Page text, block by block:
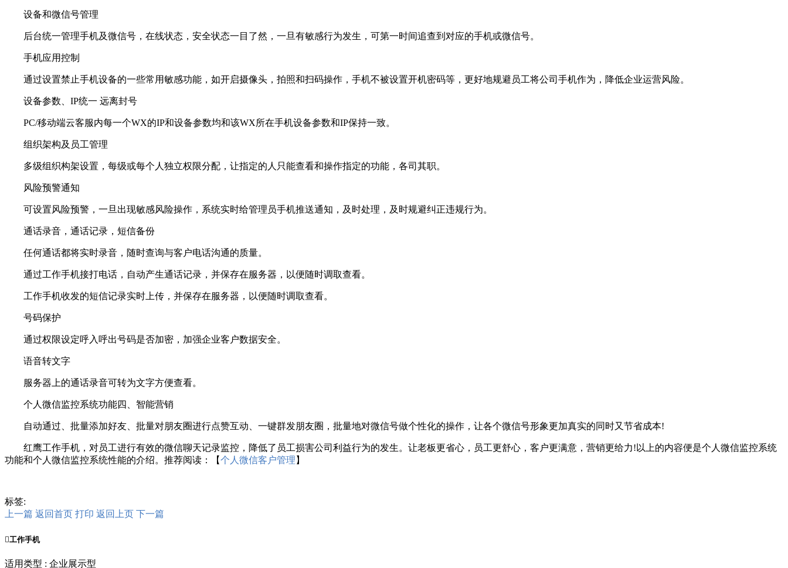
设备和微信号管理
后台统一管理手机及微信号，在线状态，安全状态一目了然，一旦有敏感行为发生，可第一时间追查到对应的手机或微信号。
手机应用控制
通过设置禁止手机设备的一些常用敏感功能，如开启摄像头，拍照和扫码操作，手机不被设置开机密码等，更好地规避员工将公司手机作为，降低企业运营风险。
设备参数、IP统一 远离封号
PC/移动端云客服内每一个WX的IP和设备参数均和该WX所在手机设备参数和IP保持一致。
组织架构及员工管理
多级组织构架设置，每级或每个人独立权限分配，让指定的人只能查看和操作指定的功能，各司其职。
风险预警通知
可设置风险预警，一旦出现敏感风险操作，系统实时给管理员手机推送通知，及时处理，及时规避纠正违规行为。
通话录音，通话记录，短信备份
任何通话都将实时录音，随时查询与客户电话沟通的质量。
通过工作手机接打电话，自动产生通话记录，并保存在服务器，以便随时调取查看。
工作手机收发的短信记录实时上传，并保存在服务器，以便随时调取查看。
号码保护
通过权限设定呼入呼出号码是否加密，加强企业客户数据安全。
语音转文字
服务器上的通话录音可转为文字方便查看。
个人微信监控系统功能四、智能营销
自动通过、批量添加好友、批量对朋友圈进行点赞互动、一键群发朋友圈，批量地对微信号做个性化的操作，让各个微信号形象更加真实的同时又节省成本!
红鹰工作手机，对员工进行有效的微信聊天记录监控，降低了员工损害公司利益行为的发生。让老板更省心，员工更舒心，客户更满意，营销更给力!以上的内容便是个人微信监控系统
功能和个人微信监控系统性能的介绍。推荐阅读：【个人微信客户管理 】
标签:
上一篇 返回首页 打印 返回上页 下一篇
工作手机
适用类型 : 企业展示型